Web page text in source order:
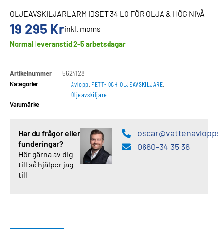
OLJEAVSKILJARLARM IDSET 34 LO FÖR OLJA & HÖG NIVÅ
19 295 Krinkl. moms
Normal leveranstid 2-5 arbetsdagar
Artikelnummer
5624128
Kategorier
Avlopp, FETT- OCH OLJEAVSKILJARE,
Oljeavskiljare
Varumärke
Har du frågor eller
funderingar?
Hör gärna av dig
till så hjälper jag
till
0660-34 35 36